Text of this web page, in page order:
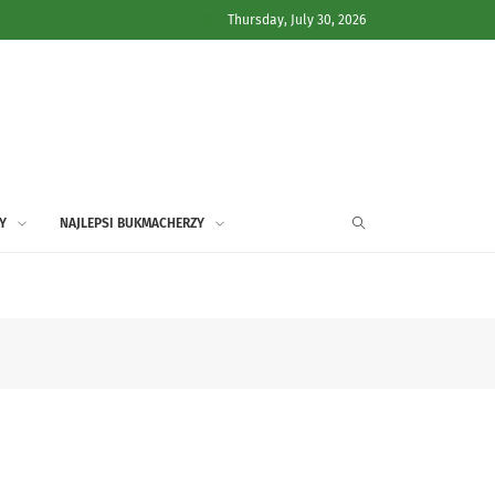
Thursday, July 30, 2026
NAJLEPSI BUKMACHERZY